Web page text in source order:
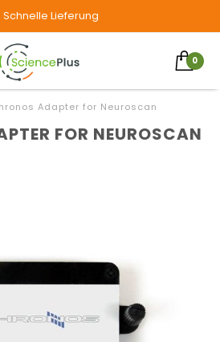
Schnelle Lieferung
0
Adapter for Neuroscan
FOR NEUROSCAN